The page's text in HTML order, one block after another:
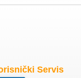
Servis